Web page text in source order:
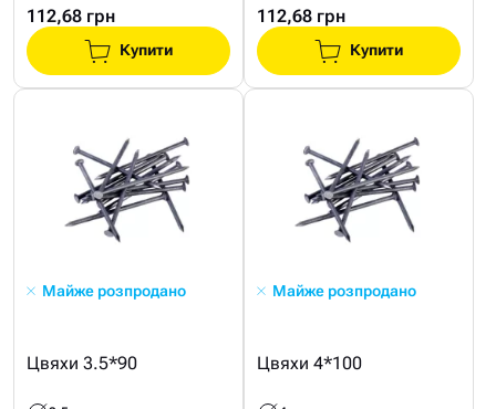
112,68 грн
Купити
112,68 грн
Купити
Майже розпродано
Цвяхи 3.5*90
Майже розпродано
Цвяхи 4*100